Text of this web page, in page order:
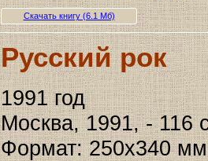
Скачать книгу (6.1 Мб)
Русский рок
1991 год
Москва, 1991, - 116
Формат: 250х340 мм